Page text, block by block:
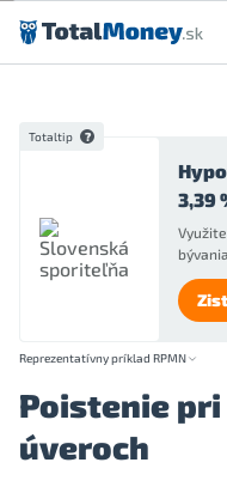
Preskočiť na obsah
Totaltip
3,39
Reprezentatívny príklad RPMN
Poistenie
úveroch